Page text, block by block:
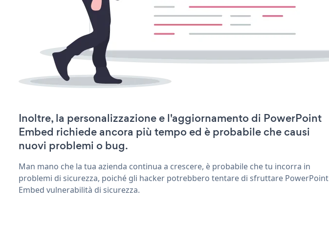
Inoltre, la personalizzazione e l'aggiornamento di PowerPoint
Embed richiede ancora più tempo ed è probabile che causi
nuovi problemi o bug.
Man mano che la tua azienda continua a crescere, è probabile che tu incorra in
problemi di sicurezza, poiché gli hacker potrebbero tentare di sfruttare PowerPoint
Embed vulnerabilità di sicurezza.